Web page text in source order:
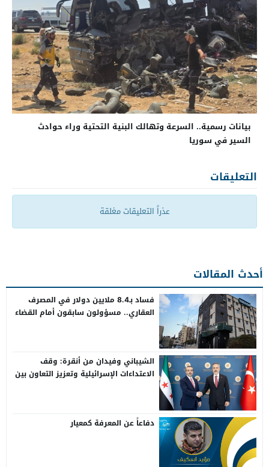
بيانات رسمية.. السرعة وتهالك البنية التحتية وراء حوادث
السير في سوريا
التعليقات
عذراً التعليقات مغلقة
أحدث المقالات
فساد بـ8.4 ملايين دولار في المصرف
العقاري.. مسؤولون سابقون أمام القضاء
الشيباني وفيدان من أنقرة: وقف
الاعتداءات الإسرائيلية وتعزيز التعاون بين
دفاعاً عن المعرفة كمعيار